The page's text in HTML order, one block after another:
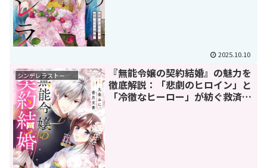
2025.10.10
シンデレラストーリー
『無能令嬢の契約結婚』の魅力を
徹底解説：「悲劇のヒロイン」と
「冷徹なヒーロー」が紡ぐ救済恋